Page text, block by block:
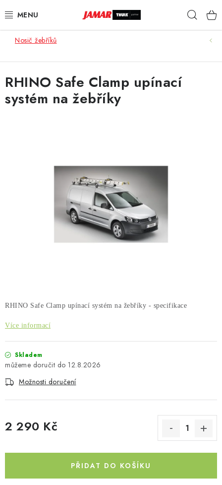
na
STŘEŠNÍ NOSIČE
STŘEŠNÍ BOXY
AUTOPOTAHY ŠITÉ NA MÍRU
BOXY NA TAŽNÁ ZAŘÍZENÍ
OSTATNÍ NOSIČE
STŘEŠNÍ KOŠE
AUTOSTANY
DÁRKOVÉ POUKAZY
Nosič žebříků
RHINO Safe Clamp upínací systém na žebříky - specifikace
Více informací
Skladem
12.8.2026
Možnosti doručení
2 290 Kč
PŘIDAT DO KOŠÍKU
RHINO Safe Clamp upínací
systém na žebříky